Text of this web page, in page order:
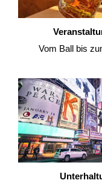
Vom Ball bis